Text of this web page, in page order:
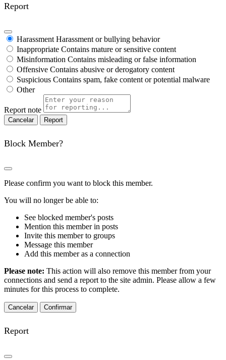
Report
Harassment Harassment or bullying behavior
Inappropriate Contains mature or sensitive content
Misinformation Contains misleading or false information
Offensive Contains abusive or derogatory content
Suspicious Contains spam, fake content or potential malware
Other
Report note
Report
Block Member?
Please confirm you want to block this member.
You will no longer be able to:
See blocked member's posts
Mention this member in posts
Invite this member to groups
Message this member
Add this member as a connection
Please note: This action will also remove this member from your
connections and send a report to the site admin. Please allow a few
minutes for this process to complete.
Confirmar
Report